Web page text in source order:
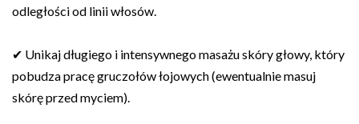
odległości od linii włosów.
✔ Unikaj długiego i intensywnego masażu skóry głowy, który
pobudza pracę gruczołów łojowych (ewentualnie masuj
skórę przed myciem).